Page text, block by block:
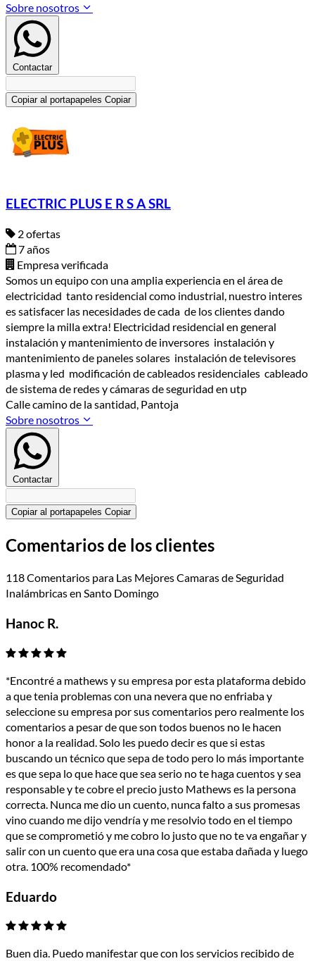
Sobre nosotros
Contactar
Copiar al portapapeles Copiar
ELECTRIC PLUS E R S A SRL
2 ofertas
7 años
Empresa verificada
Somos un equipo con una amplia experiencia en el área de
electricidad tanto residencial como industrial, nuestro interes
es satisfacer las necesidades de cada de los clientes dando
siempre la milla extra! Electricidad residencial en general
instalación y mantenimiento de inversores instalación y
mantenimiento de paneles solares instalación de televisores
plasma y led modificación de cableados residenciales cableado
de sistema de redes y cámaras de seguridad en utp
Calle camino de la santidad, Pantoja
Sobre nosotros
Contactar
Copiar al portapapeles Copiar
Comentarios de los clientes
118 Comentarios para Las Mejores Camaras de Seguridad
Inalámbricas en Santo Domingo
Hanoc R.
*Encontré a mathews y su empresa por esta plataforma debido
a que tenia problemas con una nevera que no enfriaba y
seleccione su empresa por sus comentarios pero realmente los
comentarios a pesar de que son todos buenos no le hacen
honor a la realidad. Solo les puedo decir es que si estas
buscando un técnico que sepa de todo pero lo más importante
es que sepa lo que hace que sea serio no te haga cuentos y sea
responsable y te cobre el precio justo Mathews es la persona
correcta. Nunca me dio un cuento, nunca falto a sus promesas
vino cuando me dijo vendría y me resolvio todo en el tiempo
que se comprometió y me cobro lo justo que no te va engañar y
salir con un cuento que era una cosa que estaba dañada y luego
otra. 100% recomendado*
Eduardo
Buen dia. Puedo manifestar que con los servicios recibido de